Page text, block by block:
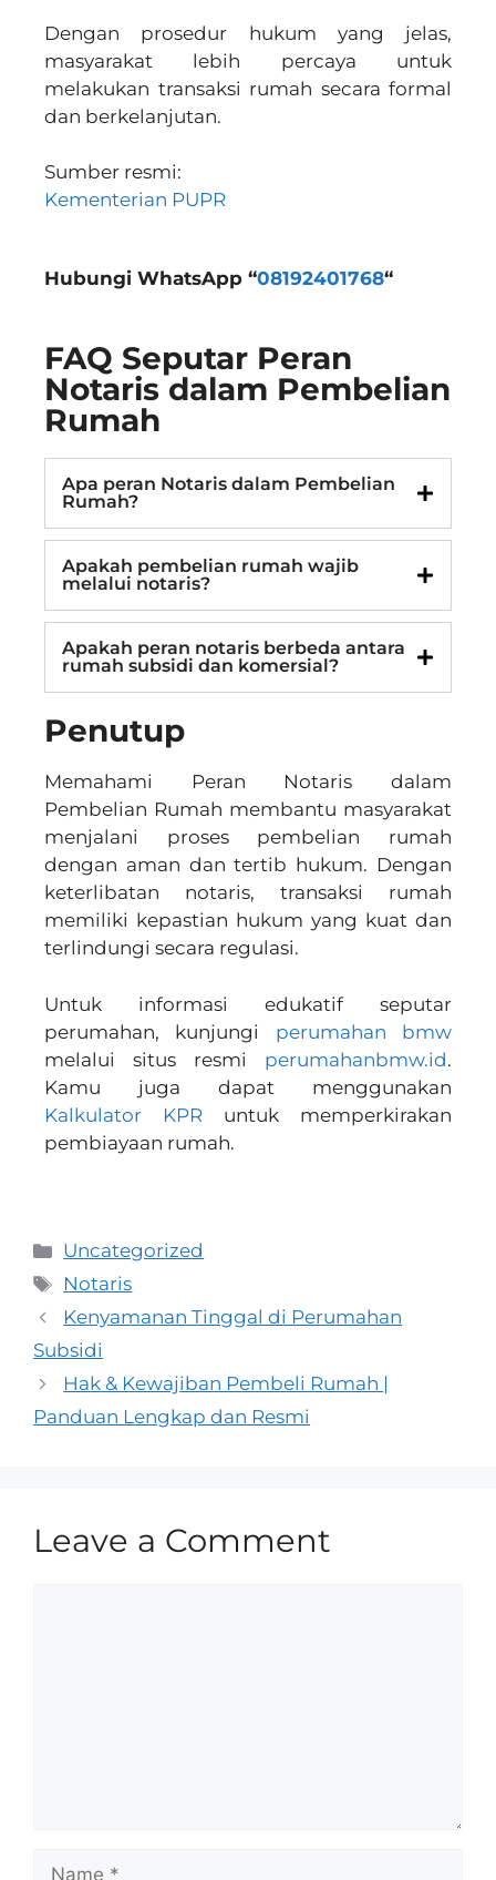
Dengan prosedur hukum yang jelas,
masyarakat lebih percaya untuk
melakukan transaksi rumah secara formal
dan berkelanjutan.
Sumber resmi:
Kementerian PUPR
Hubungi WhatsApp “08192401768“
FAQ Seputar Peran
Notaris dalam Pembelian
Rumah
Apa peran Notaris dalam Pembelian
Rumah?
Apakah pembelian rumah wajib
melalui notaris?
Apakah peran notaris berbeda antara
rumah subsidi dan komersial?
Penutup
Memahami Peran Notaris dalam
Pembelian Rumah membantu masyarakat
menjalani proses pembelian rumah
dengan aman dan tertib hukum. Dengan
keterlibatan notaris, transaksi rumah
memiliki kepastian hukum yang kuat dan
terlindungi secara regulasi.
Untuk informasi edukatif seputar
perumahan, kunjungi perumahan bmw
melalui situs resmi perumahanbmw.id.
Kamu juga dapat menggunakan
Kalkulator KPR untuk memperkirakan
pembiayaan rumah.
Uncategorized
Notaris
Kenyamanan Tinggal di Perumahan
Subsidi
Hak & Kewajiban Pembeli Rumah |
Panduan Lengkap dan Resmi
Leave a Comment